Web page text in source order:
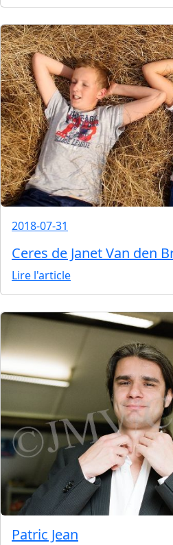
2018-07-31
Ceres de Janet Van den
Lire l'article
Patric Jean